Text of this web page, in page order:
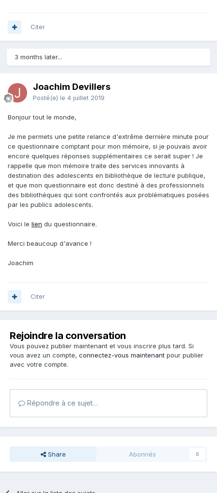
Citer
3 months later...
Joachim Devillers
Posté(e) le 4 juillet 2019
Bonjour tout le monde,
Je me permets une petite relance d'extrême dernière minute pour
ce questionnaire comptant pour mon mémoire, si je pouvais avoir
encore quelques réponses supplémentaires ce serait super ! Je
rappelle que mon mémoire traite des services innovants à
destination des adolescents en bibliothèque de lecture publique,
et que mon questionnaire est donc destiné à des professionnels
des bibliothèques qui sont confrontés aux problématiques posées
par les publics adolescents.
Voici le lien du questionnaire.
Merci beaucoup d'avance !
Joachim
Citer
Rejoindre la conversation
Vous pouvez publier maintenant et vous inscrire plus tard. Si
vous avez un compte, connectez-vous maintenant pour publier
avec votre compte.
Répondre à ce sujet…
Share Abonnés 0